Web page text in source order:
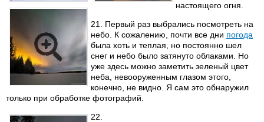
настоящего огня.
21. Первый раз выбрались посмотреть на
небо. К сожалению, почти все дни погода
была хоть и теплая, но постоянно шел
снег и небо было затянуто облаками. Но
уже здесь можно заметить зеленый цвет
неба, невооруженным глазом этого,
конечно, не видно. Я сам это обнаружил
только при обработке фотографий.
22.